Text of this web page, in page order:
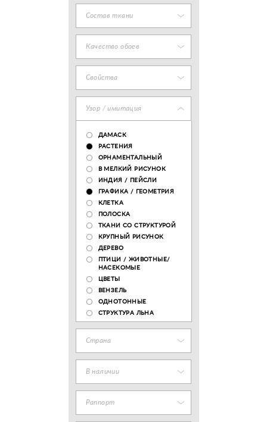
Состав ткани
Качество обоев
Свойства
Узор / имитация
ДАМАСК
РАСТЕНИЯ
ОРНАМЕНТАЛЬНЫЙ
В МЕЛКИЙ РИСУНОК
ИНДИЯ / ПЕЙСЛИ
ГРАФИКА / ГЕОМЕТРИЯ
КЛЕТКА
ПОЛОСКА
ТКАНИ СО СТРУКТУРОЙ
КРУПНЫЙ РИСУНОК
ДЕРЕВО
ПТИЦИ / ЖИВОТНЫЕ/
НАСЕКОМЫЕ
ЦВЕТЫ
ВЕНЗЕЛЬ
ОДНОТОННЫЕ
СТРУКТУРА ЛЬНА
Страна
В наличии
Раппорт